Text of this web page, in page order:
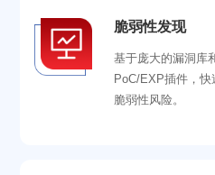
脆弱性发现
基于庞大的漏洞库
PoC/EXP插件，
脆弱性风险。